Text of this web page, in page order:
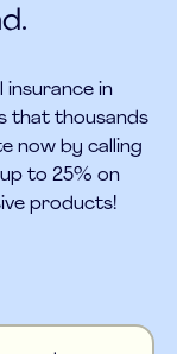
in
that thousands
now by calling
to 25% on
products!